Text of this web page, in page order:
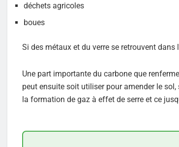
déchets agricoles
boues
Si des métaux et du verre se retrouvent
Une part importante du carbone que
peut ensuite soit utiliser pour amender le
la formation de gaz à effet de serre et ce